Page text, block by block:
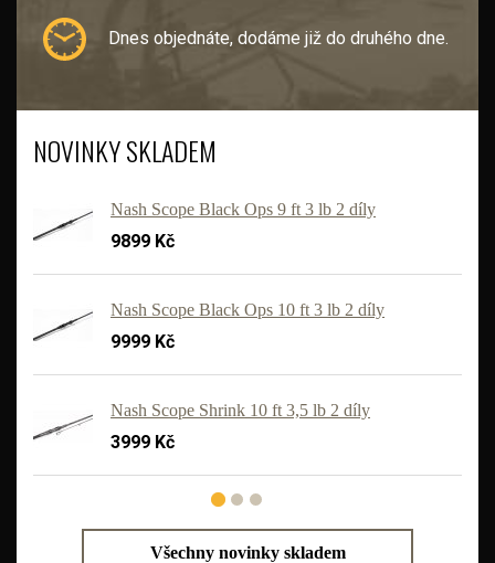
Dnes objednáte, dodáme již do druhého dne.
NOVINKY SKLADEM
Nash Scope Black Ops 9 ft 3 lb 2 díly
9899 Kč
Nash Scope Black Ops 10 ft 3 lb 2 díly
9999 Kč
Nash Scope Shrink 10 ft 3,5 lb 2 díly
3999 Kč
Všechny novinky skladem